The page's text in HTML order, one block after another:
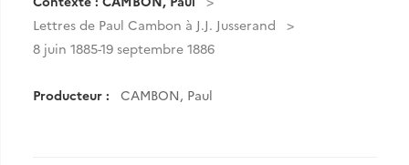
Lettres de Paul Cambon à J.J. Jusserand
8 juin 1885-19 septembre 1886
Producteur : CAMBON, Paul